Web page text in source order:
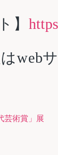
】
web
芸術賞」展